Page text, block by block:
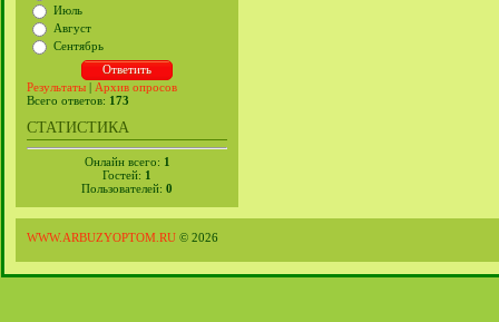
Июль
Август
Сентябрь
Результаты | Архив опросов
Всего ответов: 173
СТАТИСТИКА
Онлайн всего: 1
Гостей: 1
Пользователей: 0
WWW.ARBUZYOPTOM.RU © 2026